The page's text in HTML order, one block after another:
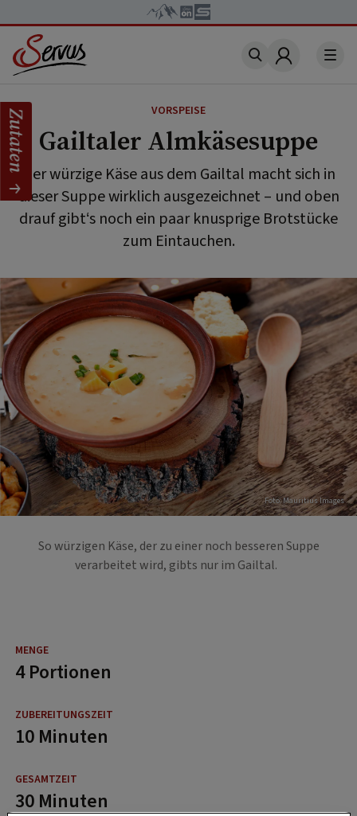
Account
VORSPEISE
Gailtaler Almkäsesuppe
Der würzige Käse aus dem Gailtal macht sich in
dieser Suppe wirklich ausgezeichnet – und oben
drauf gibt‘s noch ein paar knusprige Brotstücke
zum Eintauchen.
Foto: Mauritius Images
So würzigen Käse, der zu einer noch besseren Suppe
verarbeitet wird, gibts nur im Gailtal.
4 Portionen
10 Minuten
30 Minuten
Zutaten